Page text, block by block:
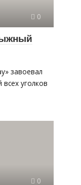
0
завоевал
уголков
0